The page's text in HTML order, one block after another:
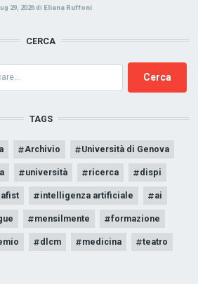
29, 2026 di Eliana Ruffoni
CERCA
TAGS
Archivio Università di Genova
università ricerca dispi
intelligenza artificiale ai
mensilmente formazione
dlcm medicina teatro